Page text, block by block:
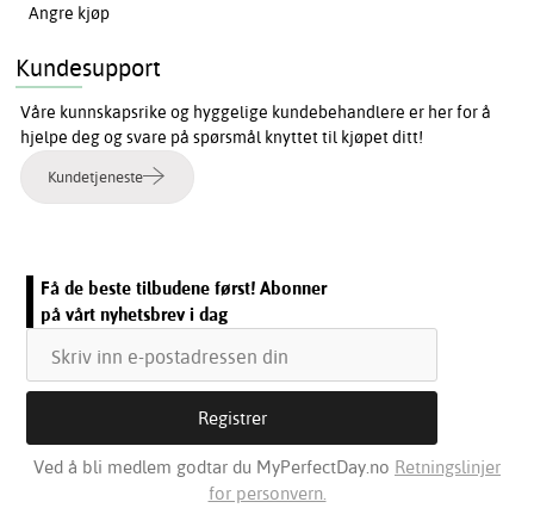
Angre kjøp
Kundesupport
Våre kunnskapsrike og hyggelige kundebehandlere er her for å
hjelpe deg og svare på spørsmål knyttet til kjøpet ditt!
Kundetjeneste
Få de beste tilbudene først! Abonner
på vårt nyhetsbrev i dag
Ved å bli medlem godtar du MyPerfectDay.no Retningslinjer
for personvern.